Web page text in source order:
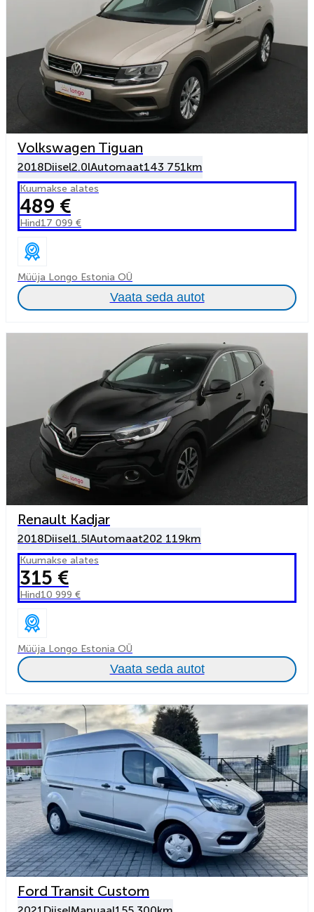
Volkswagen Tiguan
2018Diisel2.0lAutomaat143 751km
Kuumakse alates
489 €
Hind17 099 €
Müüja Longo Estonia OÜ
Vaata seda autot
Renault Kadjar
2018Diisel1.5lAutomaat202 119km
Kuumakse alates
315 €
Hind10 999 €
Müüja Longo Estonia OÜ
Vaata seda autot
Ford Transit Custom